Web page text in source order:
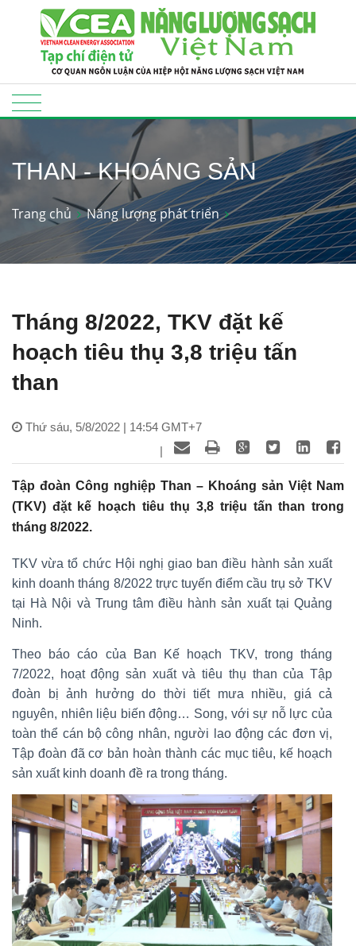
THAN - KHOÁNG SẢN
Trang chủ Năng lượng phát triển
Tháng 8/2022, TKV đặt kế
hoạch tiêu thụ 3,8 triệu tấn
than
Thứ sáu, 5/8/2022 | 14:54 GMT+7
|
Tập đoàn Công nghiệp Than – Khoáng sản Việt Nam
(TKV) đặt kế hoạch tiêu thụ 3,8 triệu tấn than trong
tháng 8/2022.
TKV vừa tổ chức Hội nghị giao ban điều hành sản xuất
kinh doanh tháng 8/2022 trực tuyến điểm cầu trụ sở TKV
tại Hà Nội và Trung tâm điều hành sản xuất tại Quảng
Ninh.
Theo báo cáo của Ban Kế hoạch TKV, trong tháng
7/2022, hoạt động sản xuất và tiêu thụ than của Tập
đoàn bị ảnh hưởng do thời tiết mưa nhiều, giá cả
nguyên, nhiên liệu biến động… Song, với sự nỗ lực của
toàn thể cán bộ công nhân, người lao động các đơn vị,
Tập đoàn đã cơ bản hoàn thành các mục tiêu, kế hoạch
sản xuất kinh doanh đề ra trong tháng.